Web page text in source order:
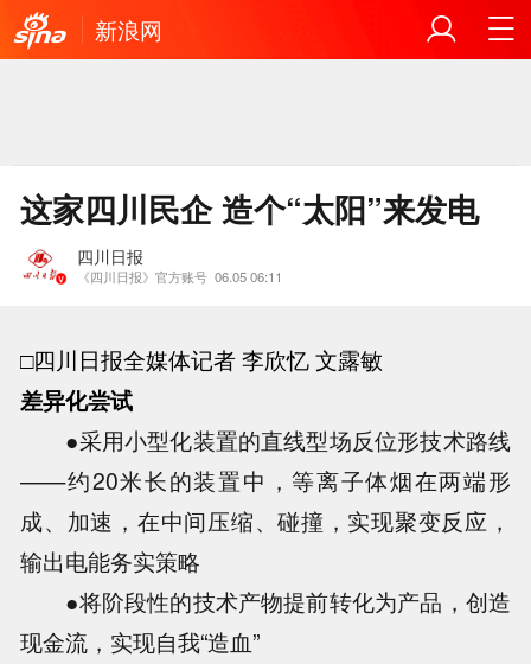
新浪网
这家四川民企 造个“太阳”来发电
四川日报
《四川日报》官方账号 06.05 06:11
□四川日报全媒体记者 李欣忆 文露敏
差异化尝试
●采用小型化装置的直线型场反位形技术路线
——约20米长的装置中，等离子体烟在两端形
成、加速，在中间压缩、碰撞，实现聚变反应，
输出电能务实策略
●将阶段性的技术产物提前转化为产品，创造
现金流，实现自我“造血”